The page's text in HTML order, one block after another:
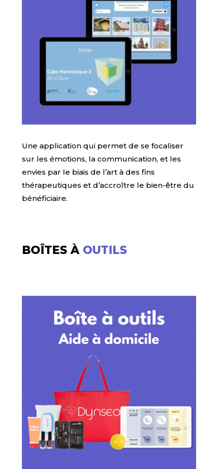
Une application qui permet de se focaliser
sur les émotions, la communication, et les
envies par le biais de l’art à des fins
thérapeutiques et d’accroître le bien-être du
bénéficiaire.
BOÎTES À OUTILS